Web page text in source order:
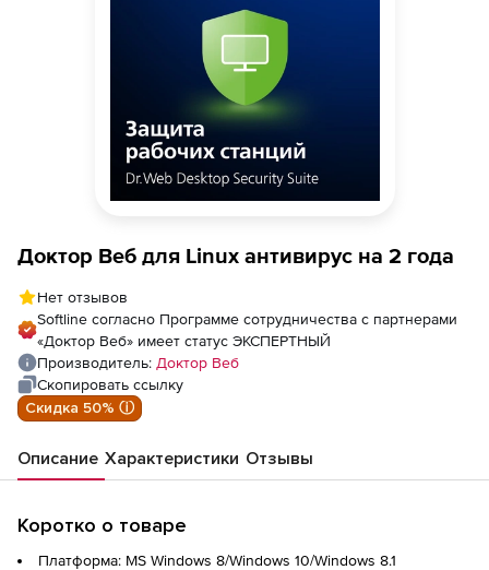
Доктор Веб для Linux антивирус на 2 года
Нет отзывов
Softline согласно Программе сотрудничества с партнерами
«Доктор Веб» имеет статус ЭКСПЕРТНЫЙ
Производитель: Доктор Веб
Скопировать ссылку
Скидка 50% ⓘ
Описание Характеристики Отзывы
Коротко о товаре
Платформа: MS Windows 8/Windows 10/Windows 8.1